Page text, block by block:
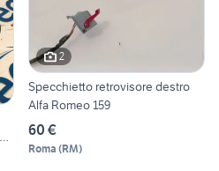
2
Specchietto retrovisore destro
Alfa Romeo 159
60 €
Roma (RM)